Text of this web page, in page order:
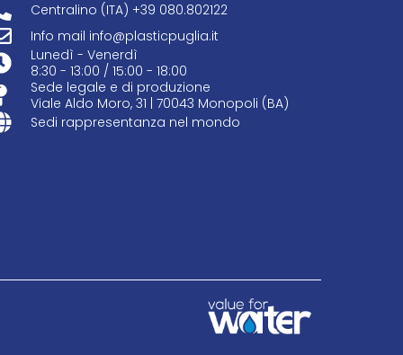
Centralino (ITA) +39 080.802122
Info mail info@plasticpuglia.it
Lunedì - Venerdì
8:30 - 13:00 / 15:00 - 18:00
Sede legale e di produzione
Viale Aldo Moro, 31 | 70043 Monopoli (BA)
Sedi rappresentanza nel mondo